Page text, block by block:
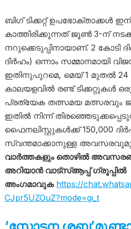
ബിഗ് ടിക്കറ്റ് ഉപഭോക്താക്കൾ
കാത്തിരിക്കുന്നത് ജൂൺ 3-ന്
നറുക്കെടുപ്പിനായാണ്. 2 കോടി
ദിർഹം) ഒന്നാം സമ്മാനമായി
ഇതിനുപുറമെ, മെയ് 1 മുതൽ
കാലയളവിൽ രണ്ട് ടിക്കറ്റുകൾ
പ്രത്യേക തത്സമയ മത്സരവും
ഇതിൽ നിന്ന്
ഫൈനലിസ്റ്റുകൾക്ക് 150,000
സ്വന്തമാക്കാനുള്ള
വാർത്തകളും തൊഴിൽ
അറിയാൻ വാട്സ്ആപ്പ് ഗ്രൂപ്പിൽ
അംഗമാവുക https://
CJpr5UZOuZ?mode=gi_t